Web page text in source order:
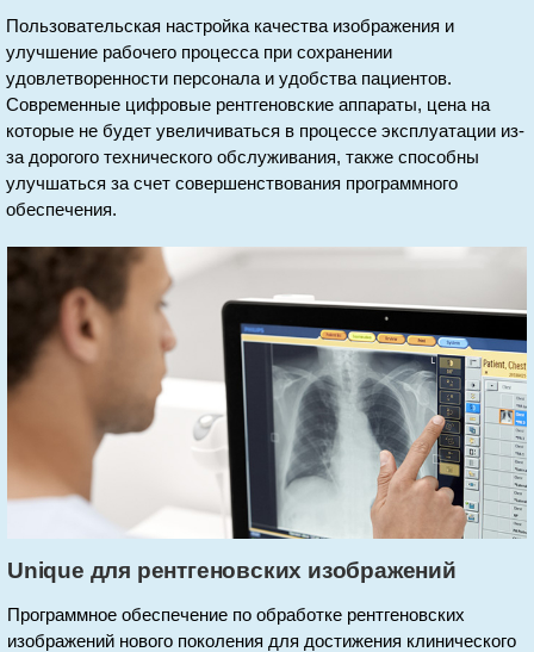
Пользовательская настройка качества изображения и
улучшение рабочего процесса при сохранении
удовлетворенности персонала и удобства пациентов.
Современные цифровые рентгеновские аппараты, цена на
которые не будет увеличиваться в процессе эксплуатации из-
за дорогого технического обслуживания, также способны
улучшаться за счет совершенствования программного
обеспечения.
Unique для рентгеновских изображений
Программное обеспечение по обработке рентгеновских
изображений нового поколения для достижения клинического